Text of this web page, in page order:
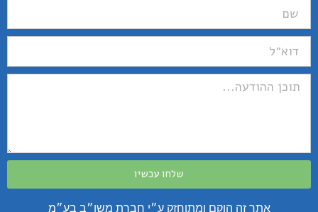
שלחו עכשיו
אתר זה הוקם ומתוחזק ע״י חברת משו״ב בע״מ